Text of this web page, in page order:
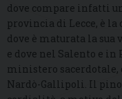
dove compare infatti
provincia di Lecce, è
dove è maturata la
e dove nel Salento e in
ministero sacerdotale,
Nardò-Gallipoli. Il